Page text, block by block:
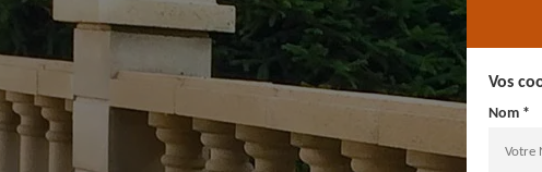
Vos
Nom *